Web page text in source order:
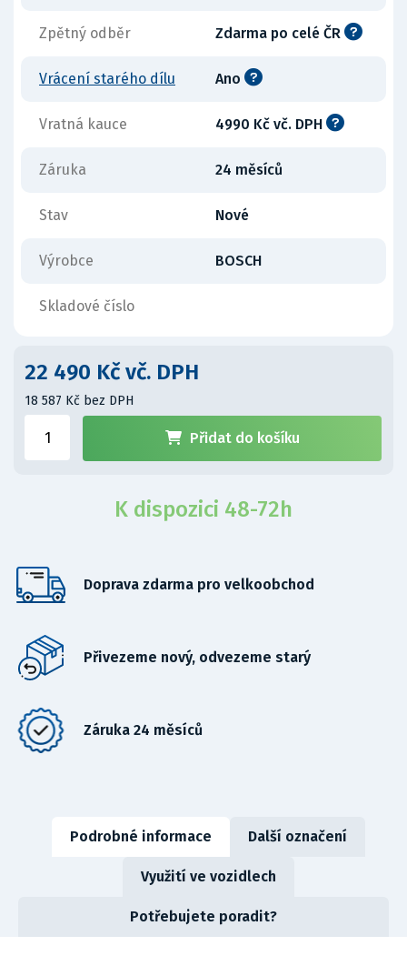
Zpětný odběr Zdarma po celé ČR
Vrácení starého dílu Ano
Vratná kauce 4990 Kč vč. DPH
Záruka 24 měsíců
Stav Nové
Výrobce BOSCH
Skladové číslo
22 490 Kč vč. DPH
18 587 Kč bez DPH
Přidat do košíku
K dispozici 48-72h
Doprava zdarma pro velkoobchod
Přivezeme nový, odvezeme starý
Záruka 24 měsíců
Podrobné informace Další označení
Využití ve vozidlech
Potřebujete poradit?